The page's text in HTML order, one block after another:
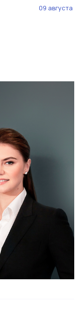
09 августа